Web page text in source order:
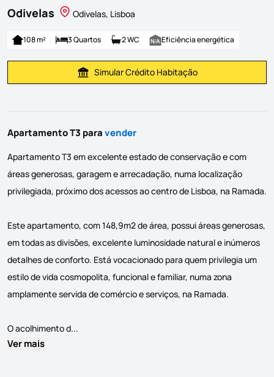
Odivelas
Odivelas, Lisboa
108 m² 3 Quartos 2 WC Eficiência energética
Simular Prestação
Simular Crédito Habitação
Apartamento T3 paravender
Apartamento T3 em excelente estado de conservação e com
áreas generosas, garagem e arrecadação, numa localização
privilegiada, próximo dos acessos ao centro de Lisboa, na Ramada.
Este apartamento, com 148,9m2 de área, possui áreas generosas,
em todas as divisões, excelente luminosidade natural e inúmeros
detalhes de conforto. Está vocacionado para quem privilegia um
estilo de vida cosmopolita, funcional e familiar, numa zona
amplamente servida de comércio e serviços, na Ramada.
O acolhimento d...
Ver mais